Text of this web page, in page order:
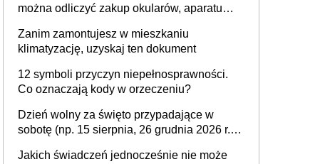
można odliczyć zakup okularów, aparatu
Zanim zamontujesz w mieszkaniu
klimatyzację, uzyskaj ten dokument
12 symboli przyczyn niepełnosprawności.
Co oznaczają kody w orzeczeniu?
Dzień wolny za święto przypadające w
sobotę (np. 15 sierpnia, 26 grudnia 2026 r.) –
pracodawcy (sektor prywatny i administracja
Jakich świadczeń jednocześnie nie może